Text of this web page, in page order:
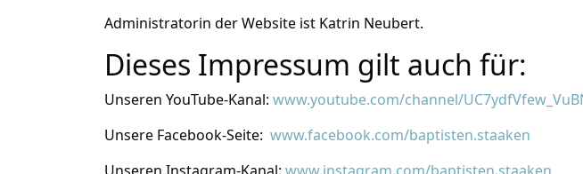
Administratorin der Website ist Katrin Neubert.
Dieses Impressum gilt auch für:
Unseren YouTube-Kanal: www.youtube.com/channel/
Unsere Facebook-Seite: www.facebook.com/baptisten.staaken